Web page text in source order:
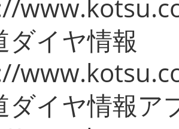
ダイヤ情報
ダイヤ情報ア